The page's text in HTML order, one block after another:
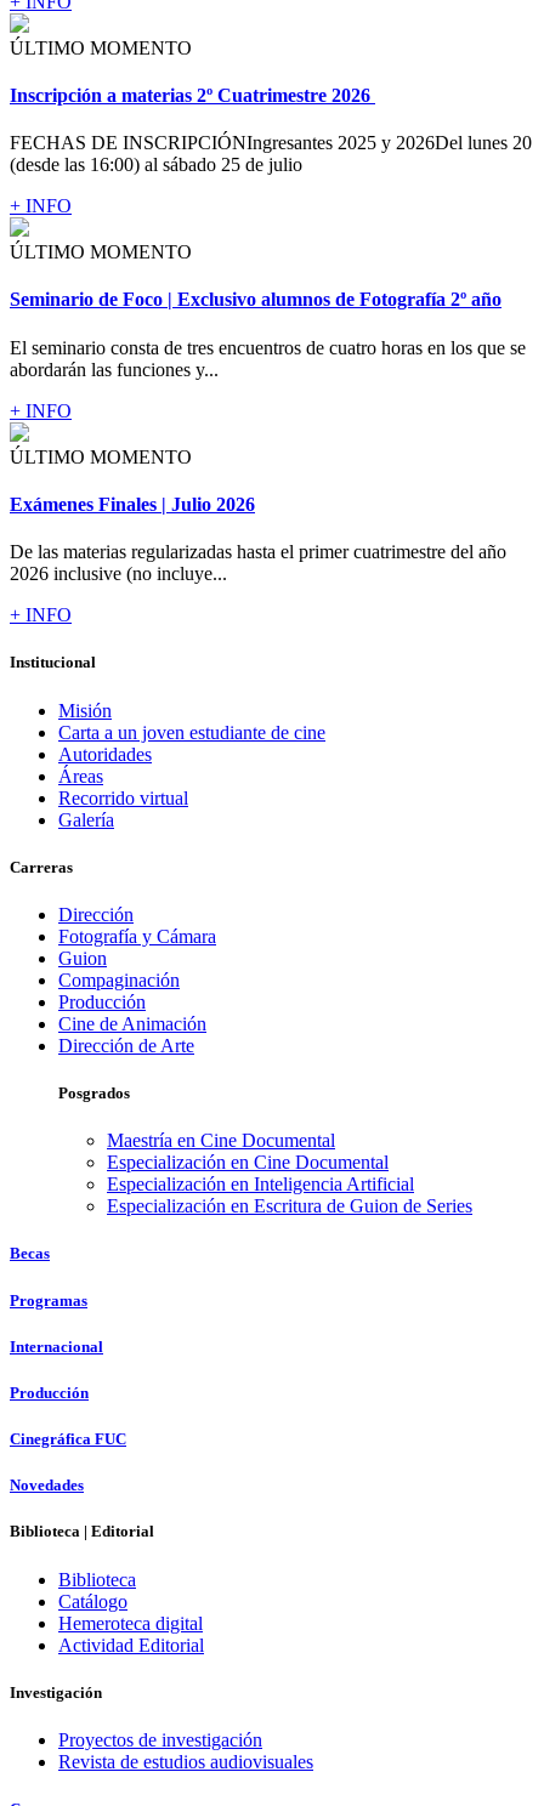
ÚLTIMO MOMENTO
Inscripción a materias 2º Cuatrimestre 2026
FECHAS DE INSCRIPCIÓNIngresantes 2025 y 2026Del lunes 20
(desde las 16:00) al sábado 25 de julio
+ INFO
ÚLTIMO MOMENTO
Seminario de Foco | Exclusivo alumnos de Fotografía 2º año
El seminario consta de tres encuentros de cuatro horas en los que se
abordarán las funciones y...
+ INFO
ÚLTIMO MOMENTO
Exámenes Finales | Julio 2026
De las materias regularizadas hasta el primer cuatrimestre del año
2026 inclusive (no incluye...
+ INFO
Institucional
Misión
Carta a un joven estudiante de cine
Autoridades
Áreas
Recorrido virtual
Galería
Carreras
Dirección
Fotografía y Cámara
Guion
Compaginación
Producción
Cine de Animación
Dirección de Arte
Posgrados
Maestría en Cine Documental
Especialización en Cine Documental
Especialización en Inteligencia Artificial
Especialización en Escritura de Guion de Series
Becas
Programas
Internacional
Producción
Cinegráfica FUC
Novedades
Biblioteca | Editorial
Biblioteca
Catálogo
Hemeroteca digital
Actividad Editorial
Investigación
Proyectos de investigación
Revista de estudios audiovisuales